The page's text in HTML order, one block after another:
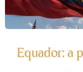
Equador: a